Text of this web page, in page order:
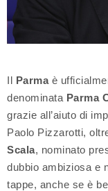
Il Parmaè
denominata Parma
grazie all’aiuto di
Paolo Pizzarotti,
Scala, nominato
dubbio ambiziosa e
tappe, anche se è